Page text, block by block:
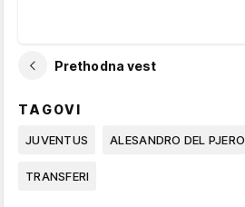
Prethodna vest
TAGOVI
JUVENTUS ALESANDRO DEL PJERO
TRANSFERI